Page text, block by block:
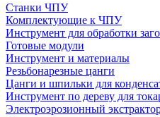
Станки ЧПУ
Комплектующие к ЧПУ
Инструмент для обработки
Готовые модули
Инструмент и материалы
Резьбонарезные цанги
Цанги и шпильки для
Инструмент по дереву для
Электроэрозионный